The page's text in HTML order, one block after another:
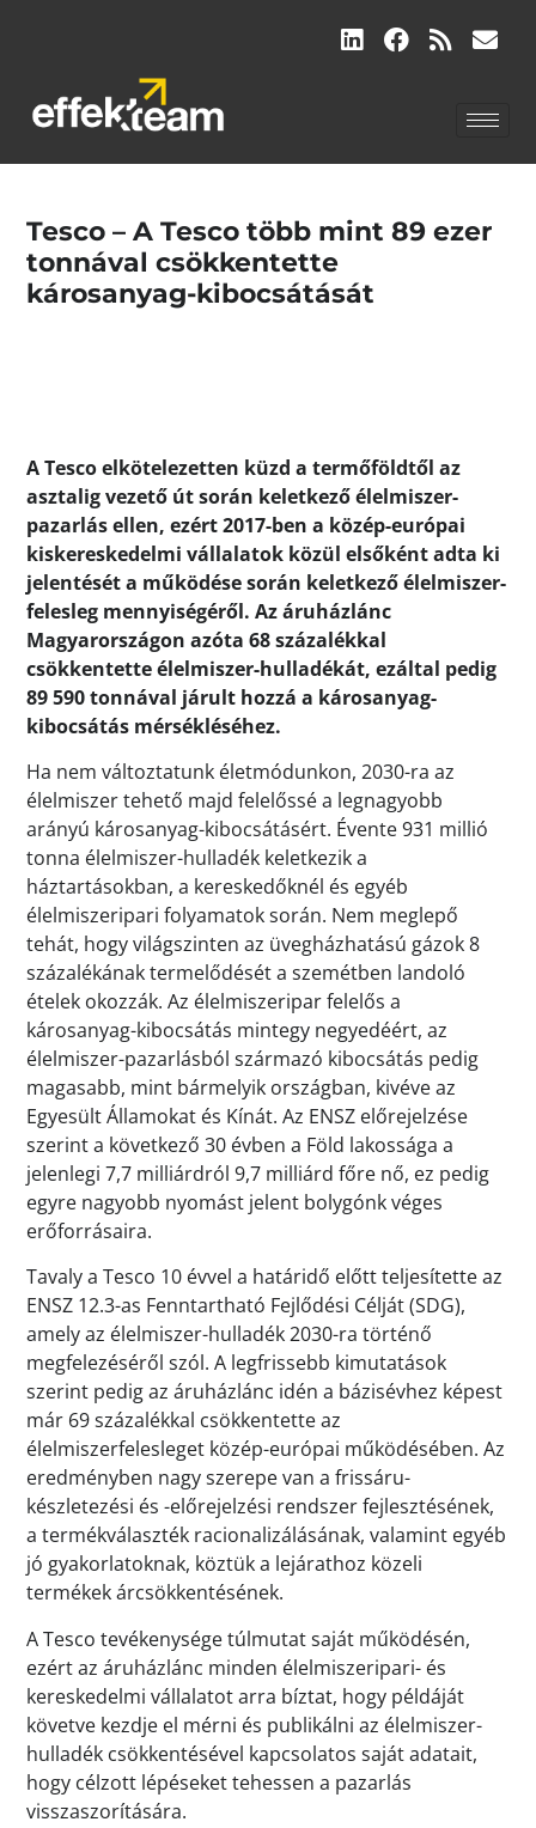
Tesco – A Tesco több mint 89 ezer
tonnával csökkentette
károsanyag-kibocsátását
A Tesco elkötelezetten küzd a termőföldtől az
asztalig vezető út során keletkező élelmiszer-
pazarlás ellen, ezért 2017-ben a közép-európai
kiskereskedelmi vállalatok közül elsőként adta ki
jelentését a működése során keletkező élelmiszer-
felesleg mennyiségéről. Az áruházlánc
Magyarországon azóta 68 százalékkal
csökkentette élelmiszer-hulladékát, ezáltal pedig
89 590 tonnával járult hozzá a károsanyag-
kibocsátás mérsékléséhez.
Ha nem változtatunk életmódunkon, 2030-ra az
élelmiszer tehető majd felelőssé a legnagyobb
arányú károsanyag-kibocsátásért. Évente 931 millió
tonna élelmiszer-hulladék keletkezik a
háztartásokban, a kereskedőknél és egyéb
élelmiszeripari folyamatok során. Nem meglepő
tehát, hogy világszinten az üvegházhatású gázok 8
százalékának termelődését a szemétben landoló
ételek okozzák. Az élelmiszeripar felelős a
károsanyag-kibocsátás mintegy negyedéért, az
élelmiszer-pazarlásból származó kibocsátás pedig
magasabb, mint bármelyik országban, kivéve az
Egyesült Államokat és Kínát. Az ENSZ előrejelzése
szerint a következő 30 évben a Föld lakossága a
jelenlegi 7,7 milliárdról 9,7 milliárd főre nő, ez pedig
egyre nagyobb nyomást jelent bolygónk véges
erőforrásaira.
Tavaly a Tesco 10 évvel a határidő előtt teljesítette az
ENSZ 12.3-as Fenntartható Fejlődési Célját (SDG),
amely az élelmiszer-hulladék 2030-ra történő
megfelezéséről szól. A legfrissebb kimutatások
szerint pedig az áruházlánc idén a bázisévhez képest
már 69 százalékkal csökkentette az
élelmiszerfelesleget közép-európai működésében. Az
eredményben nagy szerepe van a frissáru-
készletezési és -előrejelzési rendszer fejlesztésének,
a termékválaszték racionalizálásának, valamint egyéb
jó gyakorlatoknak, köztük a lejárathoz közeli
termékek árcsökkentésének.
A Tesco tevékenysége túlmutat saját működésén,
ezért az áruházlánc minden élelmiszeripari- és
kereskedelmi vállalatot arra bíztat, hogy példáját
követve kezdje el mérni és publikálni az élelmiszer-
hulladék csökkentésével kapcsolatos saját adatait,
hogy célzott lépéseket tehessen a pazarlás
visszaszorítására.